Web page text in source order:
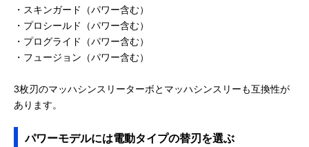
・スキンガード（パワー含む）
・プロシールド（パワー含む）
・プログライド（パワー含む）
・フュージョン（パワー含む）
3枚刃のマッハシンスリーターボとマッハシンスリーも互換性が
あります。
パワーモデルには電動タイプの替刃を選ぶ